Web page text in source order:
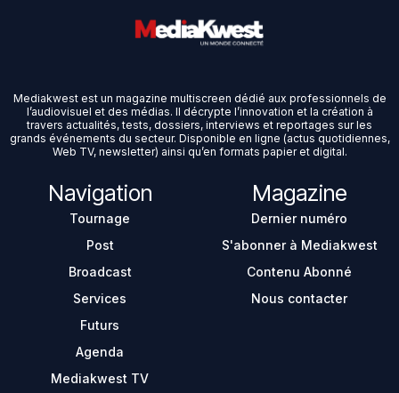
Mediakwest est un magazine multiscreen dédié aux professionnels de
l’audiovisuel et des médias. Il décrypte l’innovation et la création à
travers actualités, tests, dossiers, interviews et reportages sur les
grands événements du secteur. Disponible en ligne (actus quotidiennes,
Web TV, newsletter) ainsi qu’en formats papier et digital.
Navigation
Tournage
Post
Broadcast
Services
Futurs
Agenda
Mediakwest TV
Magazine
Dernier numéro
S'abonner à Mediakwest
Contenu Abonné
Nous contacter